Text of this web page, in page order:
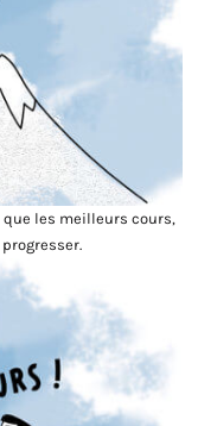
les meilleurs cours,